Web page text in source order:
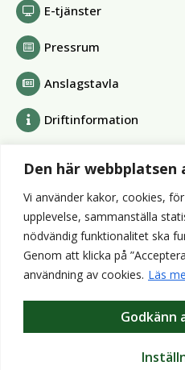
Den här webbplatsen
Vi använder kakor, cookies,
upplevelse, sammanställa
nödvändig funktionalitet ska
Genom att klicka på
användning av cookies. Läs
Godkänn
E-tjänster
Pressrum
Anslagstavla
Driftinformation
Alvesta Renhållnings AB
Alvesta Energi AB
AllboHus Bostad AB
Huseby bruk AB
Värends räddningstjänst
Wexnet AB